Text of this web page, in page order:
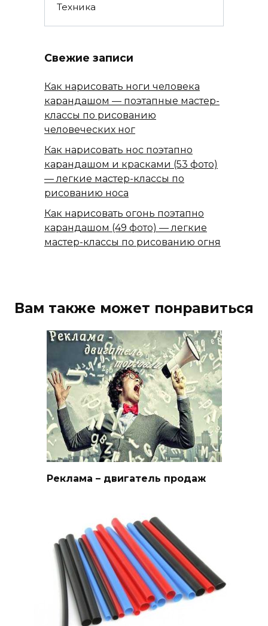
Техника
Свежие записи
Как нарисовать ноги человека
карандашом — поэтапные мастер-
классы по рисованию
человеческих ног
Как нарисовать нос поэтапно
карандашом и красками (53 фото)
— легкие мастер-классы по
рисованию носа
Как нарисовать огонь поэтапно
карандашом (49 фото) — легкие
мастер-классы по рисованию огня
Вам также может понравиться
Реклама – двигатель продаж